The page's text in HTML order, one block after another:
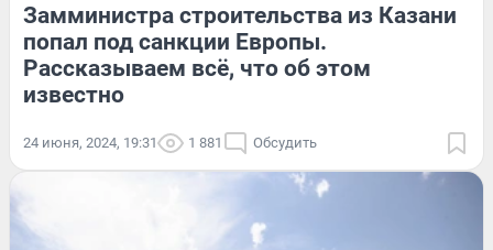
Замминистра строительства из Казани
попал под санкции Европы.
Рассказываем всё, что об этом
известно
24 июня, 2024, 19:31 1 881 Обсудить